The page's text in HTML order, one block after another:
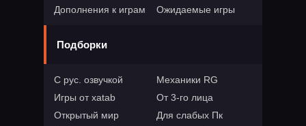
Дополнения к играм
Ожидаемые игры
Подборки
С рус. озвучкой
Механики RG
Игры от xatab
От 3-го лица
Открытый мир
Для слабых Пк